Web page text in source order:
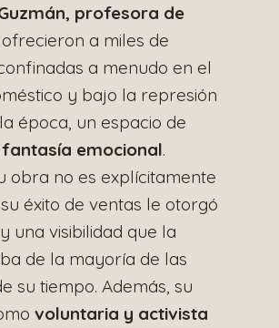
profesora de
ofrecieron a miles de
a menudo en el
y bajo la represión
época, un espacio de
emocional.
obra no es explícitamente
éxito de ventas le otorgó
una visibilidad que la
de la mayoría de las
su tiempo. Además, su
voluntaria y activista